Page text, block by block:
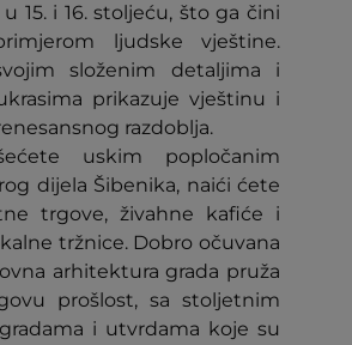
15. i 16. stoljeću, što ga čini
ljudske vještine.
složenim detaljima i
prikazuje vještinu i
razdoblja.
uskim popločanim
dijela Šibenika, naići ćete
trgove, živahne kafiće i
tržnice. Dobro očuvana
arhitektura grada pruža
prošlost, sa stoljetnim
i utvrdama koje su